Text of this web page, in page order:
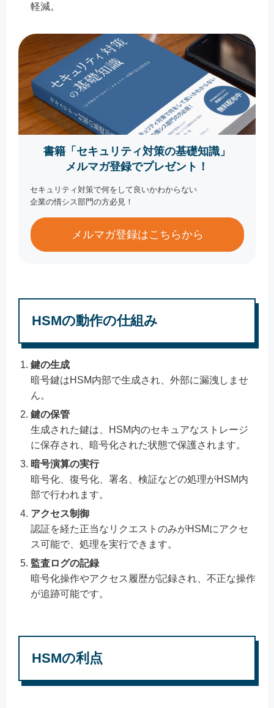
軽減。
書籍「セキュリティ対策の基礎知識」
メルマガ登録でプレゼント！
セキュリティ対策で何をして良いかわからない
企業の情シス部門の方必見！
メルマガ登録はこちらから
HSMの動作の仕組み
鍵の生成
暗号鍵はHSM内部で生成され、外部に漏洩しませ
ん。
鍵の保管
生成された鍵は、HSM内のセキュアなストレージ
に保存され、暗号化された状態で保護されます。
暗号演算の実行
暗号化、復号化、署名、検証などの処理がHSM内
部で行われます。
アクセス制御
認証を経た正当なリクエストのみがHSMにアクセ
ス可能で、処理を実行できます。
監査ログの記録
暗号化操作やアクセス履歴が記録され、不正な操作
が追跡可能です。
HSMの利点